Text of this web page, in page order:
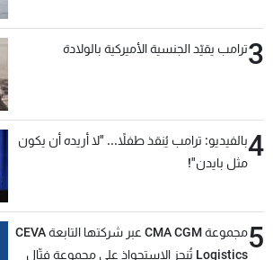
3ترامب يقيّد الجنسية الأميركية بالولادة
4بالفيديو: ترامب يُنقذ طفلاً... "لا أريده أن يكون
مثل بايدن"!
5
مجموعة CMA CGM عبر شركتها التابعة CEVA
Logistics تُنجز الاستحواذ على مجموعة فتّال